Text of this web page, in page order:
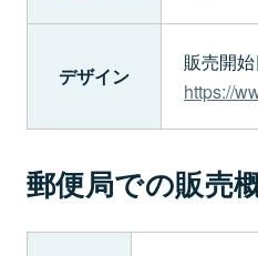
デザイン
販売開
https://
郵便局での販売